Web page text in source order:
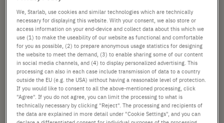
Verificare disponibilità escl.spedizione
- +
Aggiungi
al
Carrello
100 Piastre (5 Sacchetto × 20 Piastre)
We, Starlab, use cookies and similar technologies which are technically
necessary for displaying this website. With your consent, we also store or
access information on your end-device and collect data about this which we
use (1) to make the useability of our website as functional and comfortable
for you as possible, (2) to prepare anonymous usage statistics for designing
the website to meet the demand, (3) to enable sharing some of our content
in social media channels, and (4) to display personalized advertising. This
processing can also in each case include transmission of data to a country
outside the EU (e.g. the USA) without having a reasonable level of protection.
If you would like to consent to all the above-mentioned processing, click
"Agree". If you do not agree, you can limit the processing to what is
technically necessary by clicking "Reject". The processing and recipients of
the data are explained in more detail under "Cookie Settings", and you can